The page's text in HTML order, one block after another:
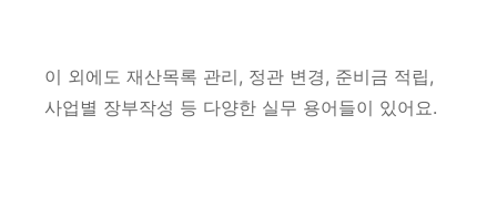
이 외에도 재산목록 관리, 정관 변경, 준비금 적립,
사업별 장부작성 등 다양한 실무 용어들이 있어요.